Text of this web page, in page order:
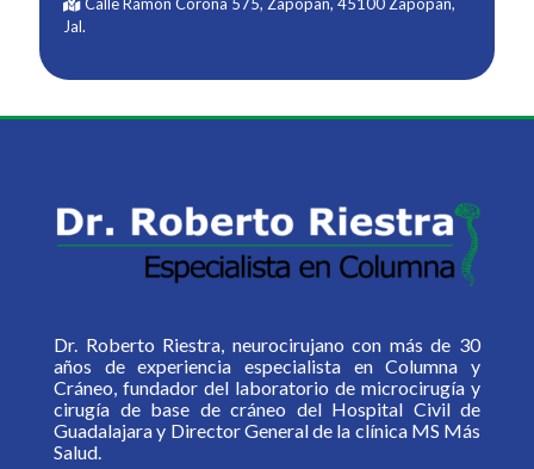
Jal.
Dr. Roberto Riestra, neurocirujano con más de 30
años de experiencia especialista en Columna y
Cráneo, fundador del laboratorio de microcirugía y
cirugía de base de cráneo del Hospital Civil de
Guadalajara y Director General de la clínica MS Más
Salud.